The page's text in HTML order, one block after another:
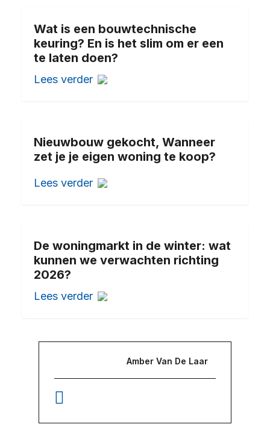
Wat is een bouwtechnische
keuring? En is het slim om er een
te laten doen?
Lees verder
Nieuwbouw gekocht, Wanneer
zet je je eigen woning te koop?
Lees verder
De woningmarkt in de winter: wat
kunnen we verwachten richting
2026?
Lees verder
Amber Van De Laar